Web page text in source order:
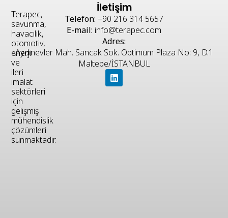
Terapec,
savunma,
havacılık,
otomotiv,
enerji
ve
ileri
imalat
sektörleri
için
gelişmiş
mühendislik
çözümleri
sunmaktadır.
İletişim
Telefon: +90 216 314 5657
E-mail: info@terapec.com
Adres:
Aydınevler Mah. Sancak Sok. Optimum Plaza No: 9, D.1
Maltepe/İSTANBUL